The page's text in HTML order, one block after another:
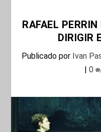
RAFAEL
DIRIGIR
Publicado por Ivan
| 0